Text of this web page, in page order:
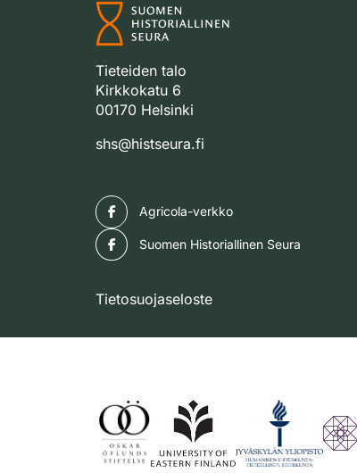
Tieteiden talo
Kirkkokatu 6
00170 Helsinki
shs@histseura.fi
Agricola-verkko
Suomen Historiallinen Seura
Tietosuojaseloste